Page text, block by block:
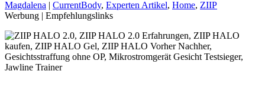
Magdalena | CurrentBody, Experten Artikel, Home, ZIIP
Werbung | Empfehlungslinks